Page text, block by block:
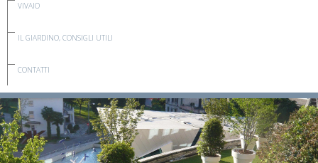
VIVAIO
IL GIARDINO, CONSIGLI UTILI
CONTATTI